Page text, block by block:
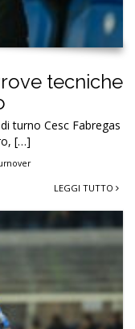
tecniche
turno Cesc Fabregas
[…]
LEGGI TUTTO